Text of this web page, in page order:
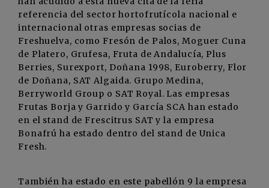
referencia del sector hortofrutícola nacional e
internacional otras empresas socias de
Freshuelva, como Fresón de Palos, Moguer Cuna
de Platero, Grufesa, Fruta de Andalucía, Plus
Berries, Surexport, Doñana 1998, Euroberry, Flor
de Doñana, SAT Algaida. Grupo Medina,
Berryworld Group o SAT Royal. Las empresas
Frutas Borja y Garrido y García SCA han estado
en el stand de Frescitrus SAT y la empresa
Bonafrú ha estado dentro del stand de Unica
Fresh.
También ha estado en este pabellón 9 la empresa